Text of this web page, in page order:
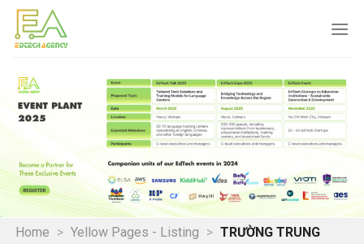
Skip
content
Home > Yellow Pages - Listing > TRƯỜNG TRUNG